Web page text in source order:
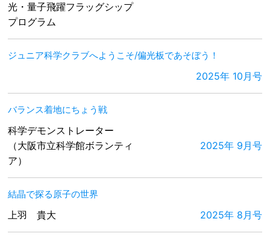
光・量子飛躍フラッグシップ
プログラム
ジュニア科学クラブへようこそ/偏光板であそぼう！
2025年 10月号
バランス着地にちょう戦
科学デモンストレーター
（大阪市立科学館ボランティ
ア）
2025年 9月号
結晶で探る原子の世界
上羽 貴大 2025年 8月号